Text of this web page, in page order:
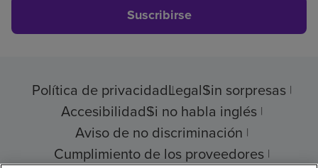
Suscribirse
Política de privacidadLegalSin sorpresas
AccesibilidadSi no habla inglés
Aviso de no discriminación
Cumplimiento de los proveedores